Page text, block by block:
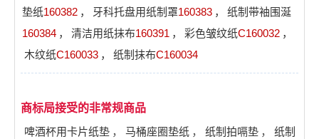
垫纸160382 ， 牙科托盘用纸制罩160383 ，
纸制带袖围涎
160384 ， 清洁用纸抹布160391 ， 彩色皱纹纸C160032 ，
木纹纸C160033 ， 纸制抹布C160034
商标局接受的非常规商品
啤酒杯用卡片纸垫 ， 马桶座圈垫纸 ， 纸制拍嗝垫 ，
纸制